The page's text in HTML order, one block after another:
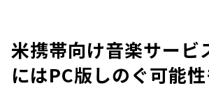
米携帯向け音楽サービ
にはPC版しのぐ可能性